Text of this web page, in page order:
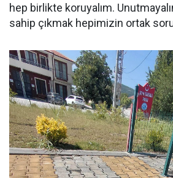
hep birlikte koruyalım.
sahip çıkmak hepimizin ortak